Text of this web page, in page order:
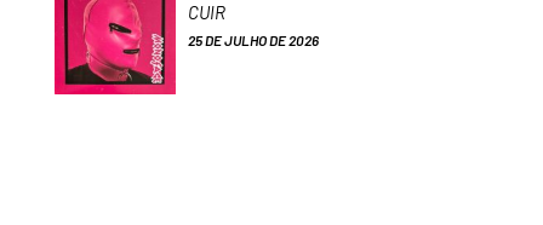
CUIR
25 DE JULHO DE 2026